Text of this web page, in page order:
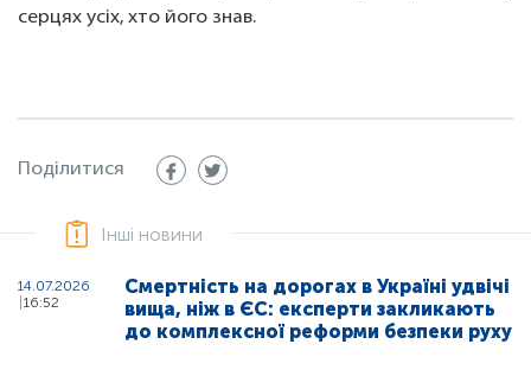
серцях усіх, хто його знав.
Поділитися
Інші новини
14.07.2026
16:52
Смертність на дорогах в Україні удвічі
вища, ніж в ЄС: експерти закликають
до комплексної реформи безпеки руху